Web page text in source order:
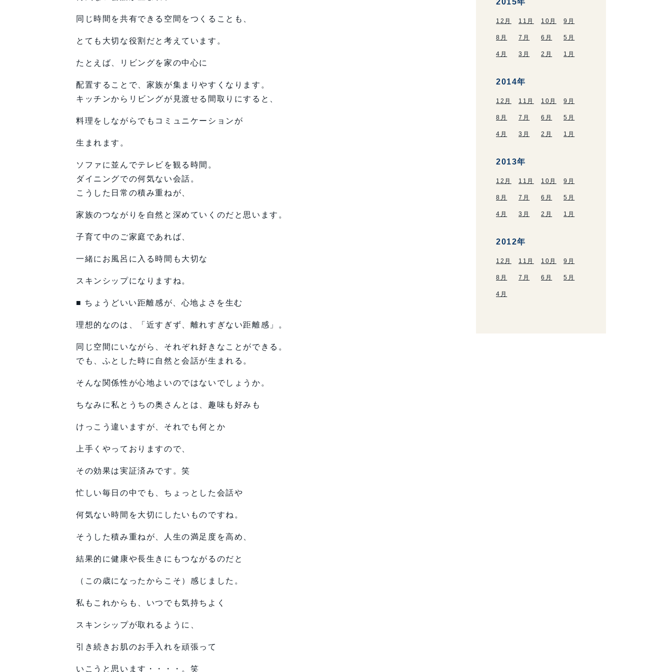
同じ時間を共有できる空間をつくることも、
とても大切な役割だと考えています。
たとえば、リビングを家の中心に
配置することで、家族が集まりやすくなります。
キッチンからリビングが見渡せる間取りにすると、
料理をしながらでもコミュニケーションが
生まれます。
ソファに並んでテレビを観る時間。
ダイニングでの何気ない会話。
こうした日常の積み重ねが、
家族のつながりを自然と深めていくのだと思います。
子育て中のご家庭であれば、
一緒にお風呂に入る時間も大切な
スキンシップになりますね。
■ ちょうどいい距離感が、心地よさを生む
理想的なのは、「近すぎず、離れすぎない距離感」。
同じ空間にいながら、それぞれ好きなことができる。
でも、ふとした時に自然と会話が生まれる。
そんな関係性が心地よいのではないでしょうか。
ちなみに私とうちの奥さんとは、趣味も好みも
けっこう違いますが、それでも何とか
上手くやっておりますので、
その効果は実証済みです。笑
忙しい毎日の中でも、ちょっとした会話や
何気ない時間を大切にしたいものですね。
そうした積み重ねが、人生の満足度を高め、
結果的に健康や長生きにもつながるのだと
（この歳になったからこそ）感じました。
私もこれからも、いつでも気持ちよく
スキンシップが取れるように、
引き続きお肌のお手入れを頑張って
いこうと思います・・・・。笑
12月 11月 10月 9月
8月 7月 6月 5月
4月 3月 2月 1月
2014年
12月 11月 10月 9月
8月 7月 6月 5月
4月 3月 2月 1月
2013年
12月 11月 10月 9月
8月 7月 6月 5月
4月 3月 2月 1月
2012年
12月 11月 10月 9月
8月 7月 6月 5月
4月